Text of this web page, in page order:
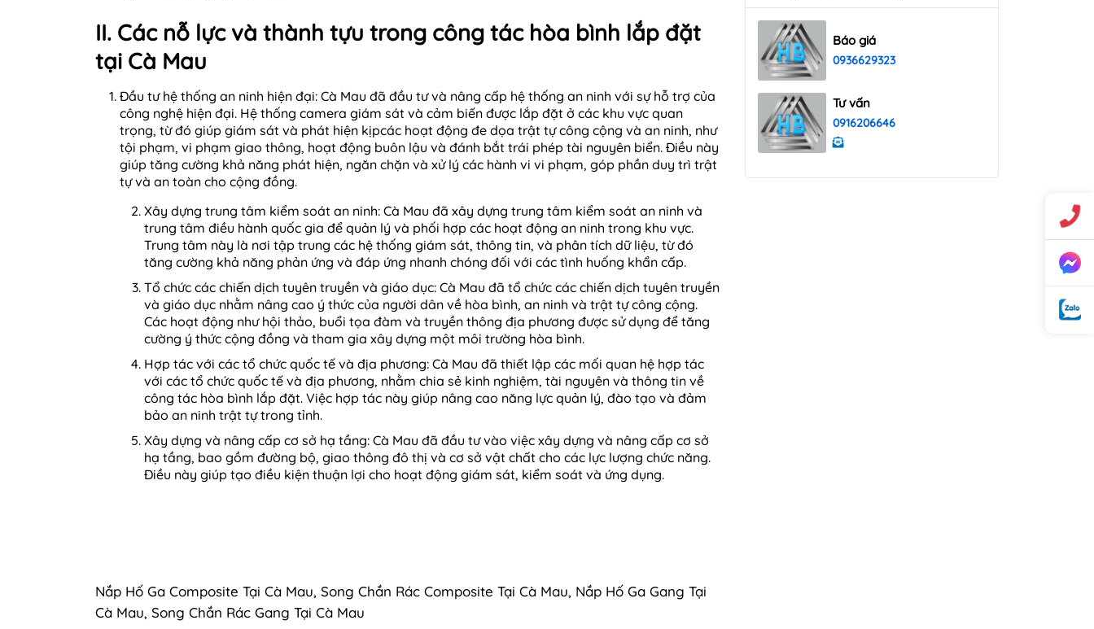
II. Các nỗ lực và thành tựu trong công tác hòa bình lắp đặt
tại Cà Mau
Đầu tư hệ thống an ninh hiện đại: Cà Mau đã đầu tư và nâng cấp hệ thống an ninh với sự hỗ trợ của
công nghệ hiện đại. Hệ thống camera giám sát và cảm biến được lắp đặt ở các khu vực quan
trọng, từ đó giúp giám sát và phát hiện kịpcác hoạt động đe dọa trật tự công cộng và an ninh, như
tội phạm, vi phạm giao thông, hoạt động buôn lậu và đánh bắt trái phép tài nguyên biển. Điều này
giúp tăng cường khả năng phát hiện, ngăn chặn và xử lý các hành vi vi phạm, góp phần duy trì trật
tự và an toàn cho cộng đồng.
Xây dựng trung tâm kiểm soát an ninh: Cà Mau đã xây dựng trung tâm kiểm soát an ninh và
trung tâm điều hành quốc gia để quản lý và phối hợp các hoạt động an ninh trong khu vực.
Trung tâm này là nơi tập trung các hệ thống giám sát, thông tin, và phân tích dữ liệu, từ đó
tăng cường khả năng phản ứng và đáp ứng nhanh chóng đối với các tình huống khẩn cấp.
Tổ chức các chiến dịch tuyên truyền và giáo dục: Cà Mau đã tổ chức các chiến dịch tuyên truyền
và giáo dục nhằm nâng cao ý thức của người dân về hòa bình, an ninh và trật tự công cộng.
Các hoạt động như hội thảo, buổi tọa đàm và truyền thông địa phương được sử dụng để tăng
cường ý thức cộng đồng và tham gia xây dựng một môi trường hòa bình.
Hợp tác với các tổ chức quốc tế và địa phương: Cà Mau đã thiết lập các mối quan hệ hợp tác
với các tổ chức quốc tế và địa phương, nhằm chia sẻ kinh nghiệm, tài nguyên và thông tin về
công tác hòa bình lắp đặt. Việc hợp tác này giúp nâng cao năng lực quản lý, đào tạo và đảm
bảo an ninh trật tự trong tỉnh.
Xây dựng và nâng cấp cơ sở hạ tầng: Cà Mau đã đầu tư vào việc xây dựng và nâng cấp cơ sở
hạ tầng, bao gồm đường bộ, giao thông đô thị và cơ sở vật chất cho các lực lượng chức năng.
Điều này giúp tạo điều kiện thuận lợi cho hoạt động giám sát, kiểm soát và ứng dụng.
Nắp Hố Ga Composite Tại Cà Mau, Song Chắn Rác Composite Tại Cà Mau, Nắp Hố Ga Gang Tại
Cà Mau, Song Chắn Rác Gang Tại Cà Mau
Báo giá
0936629323
Tư vấn
0916206646